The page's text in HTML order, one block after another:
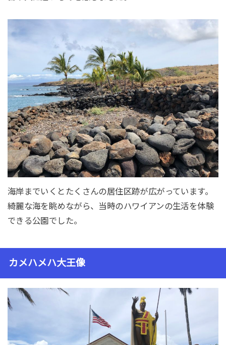
海岸までいくとたくさんの居住区跡が広がっています。
綺麗な海を眺めながら、当時のハワイアンの生活を体験
できる公園でした。
カメハメハ大王像